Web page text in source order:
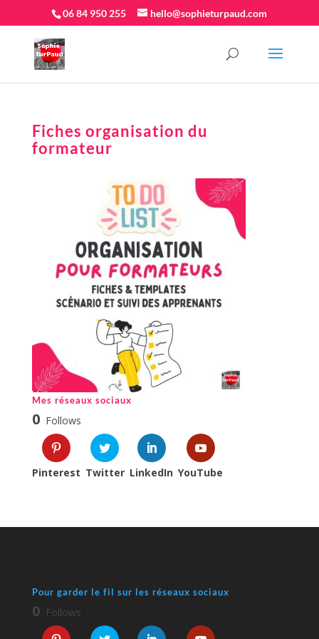
06 84 950 255 hello@sophieturpaud.com
Fiches organisation du
formateur
Mes réseaux sociaux
0 Follows
Pinterest Twitter LinkedIn YouTube
Pour garder le fil sur les réseaux sociaux
0 Follows